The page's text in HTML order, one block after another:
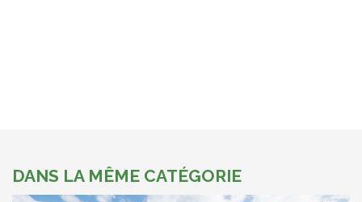
DANS LA MÊME CATÉGORIE